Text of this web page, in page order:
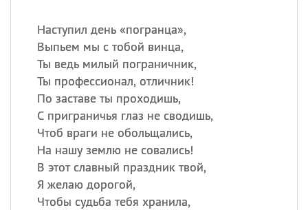
Наступил день «погранца»,
Выпьем мы с тобой винца,
Ты ведь милый пограничник,
Ты профессионал, отличник!
По заставе ты проходишь,
С приграничья глаз не сводишь,
Чтоб враги не обольщались,
На нашу землю не совались!
В этот славный праздник твой,
Я желаю дорогой,
Чтобы судьба тебя хранила,